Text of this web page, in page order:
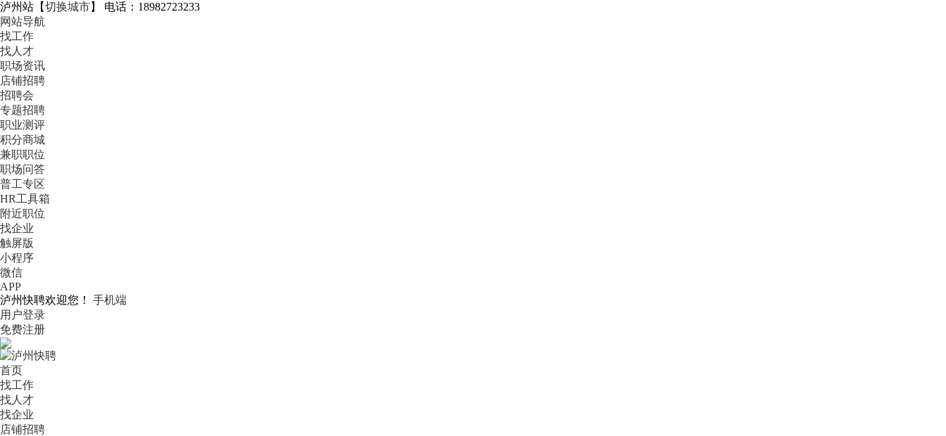
泸州站 【切换城市】
电话：18982723233
网站导航
找工作
找人才
职场资讯
店铺招聘
招聘会
专题招聘
职业测评
积分商城
兼职职位
职场问答
普工专区
HR工具箱
附近职位
找企业
触屏版
小程序
微信
APP
泸州快聘欢迎您！
手机端
用户登录
免费注册
首页
找工作
找人才
找企业
店铺招聘